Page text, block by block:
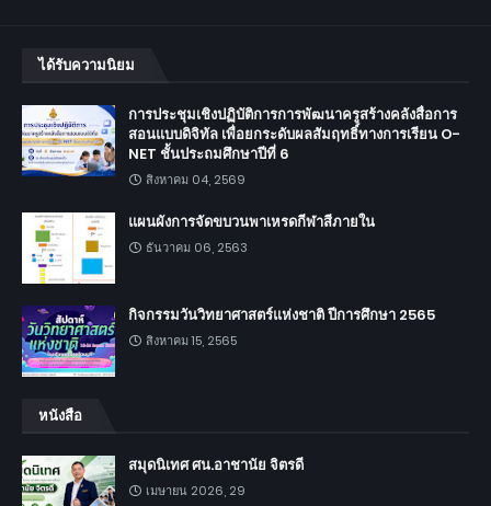
ได้รับความนิยม
การประชุมเชิงปฏิบัติการการพัฒนาครูสร้างคลังสื่อการ
สอนแบบดิจิทัล เพื่อยกระดับผลสัมฤทธิ์ทางการเรียน O-
NET ชั้นประถมศึกษาปีที่ 6
สิงหาคม 04, 2569
แผนผังการจัดขบวนพาเหรดกีฬาสีภายใน
ธันวาคม 06, 2563
กิจกรรมวันวิทยาศาสตร์แห่งชาติ ปีการศึกษา 2565
สิงหาคม 15, 2565
หนังสือ
สมุดนิเทศ ศน.อาชานัย จิตรดี
เมษายน 2026, 29